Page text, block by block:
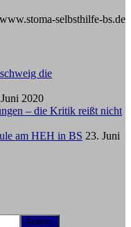
selbsthilfe-bs.de
die
2020
– die Kritik reißt nicht
am HEH in BS 23. Juni